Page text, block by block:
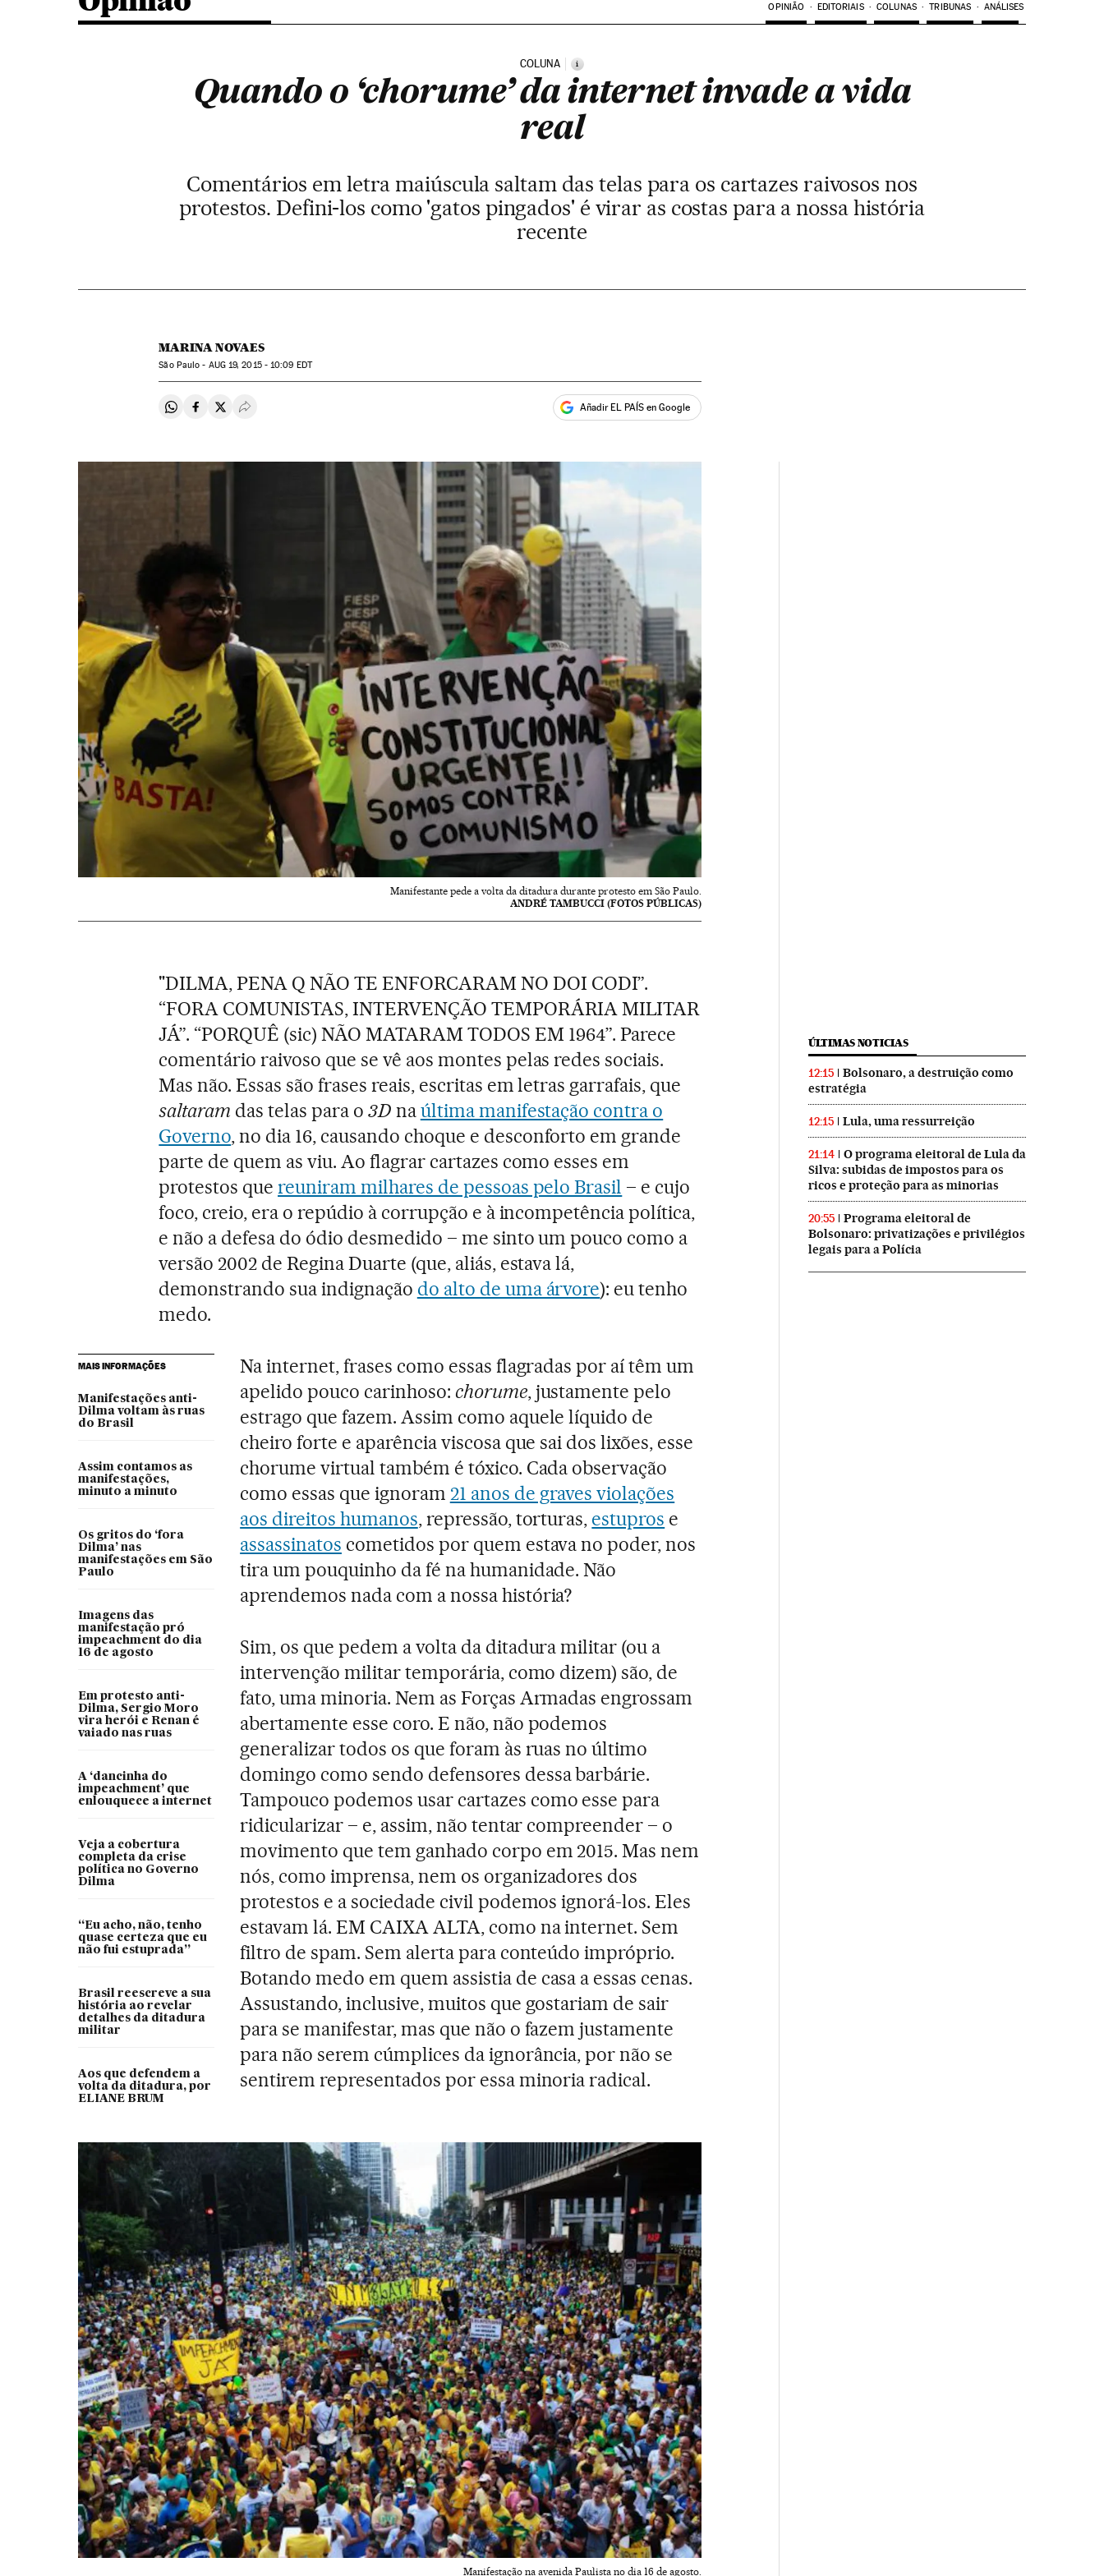
OPINIÃO EDITORIAIS COLUNAS TRIBUNAS ANÁLISES
COLUNA i
Quando o ‘chorume’ da internet invade a vida
real
Comentários em letra maiúscula saltam das telas para os cartazes raivosos nos
protestos. Defini-los como 'gatos pingados' é virar as costas para a nossa história
recente
MARINA NOVAES
São Paulo - AUG19, 2015 - 10:09 EDT
Compartir en Whatsapp
Compartir en Facebook
Compartir en Twitter
Desplegar Redes Sociales Añadir EL PAÍS en Google
Manifestante pede a volta da ditadura durante protesto em São Paulo.
ANDRÉ TAMBUCCI (FOTOS PÚBLICAS)
"DILMA, PENA Q NÃO TE ENFORCARAM NO DOI CODI”.
“FORA COMUNISTAS, INTERVENÇÃO TEMPORÁRIA MILITAR
JÁ”. “PORQUÊ (sic) NÃO MATARAM TODOS EM 1964”. Parece
comentário raivoso que se vê aos montes pelas redes sociais.
Mas não. Essas são frases reais, escritas em letras garrafais, que
saltaram das telas para o 3D naúltima manifestação contra o
Governo, no dia 16, causando choque e desconforto em grande
parte de quem as viu. Ao flagrar cartazes como esses em
protestos quereuniram milhares de pessoas pelo Brasil – e cujo
foco, creio, era o repúdio à corrupção e à incompetência política,
e não a defesa do ódio desmedido – me sinto um pouco como a
versão 2002 de Regina Duarte (que, aliás, estava lá,
demonstrando sua indignação do alto de uma árvore): eu tenho
medo.
MAIS INFORMAÇÕES
Manifestações anti-
Dilma voltam às ruas
do Brasil
Assim contamos as
manifestações,
minuto a minuto
Os gritos do ‘fora
Dilma’ nas
manifestações em São
Paulo
Imagens das
manifestação pró
impeachment do dia
16 de agosto
Em protesto anti-
Dilma, Sergio Moro
vira herói e Renan é
vaiado nas ruas
A ‘dancinha do
impeachment’ que
enlouquece a internet
Veja a cobertura
completa da crise
política no Governo
Dilma
“Eu acho, não, tenho
quase certeza que eu
não fui estuprada”
Brasil reescreve a sua
história ao revelar
detalhes da ditadura
militar
Aos que defendem a
volta da ditadura, por
ELIANE BRUM
Na internet, frases como essas flagradas por aí têm um
apelido pouco carinhoso: chorume, justamente pelo
estrago que fazem. Assim como aquele líquido de
cheiro forte e aparência viscosa que sai dos lixões, esse
chorume virtual também é tóxico. Cada observação
como essas que ignoram 21 anos de graves violações
aos direitos humanos, repressão, torturas, estupros e
assassinatos cometidos por quem estava no poder, nos
tira um pouquinho da fé na humanidade. Não
aprendemos nada com a nossa história?
Sim, os que pedem a volta da ditadura militar (ou a
intervenção militar temporária, como dizem) são, de
fato, uma minoria. Nem as Forças Armadas engrossam
abertamente esse coro. E não, não podemos
generalizar todos os que foram às ruas no último
domingo como sendo defensores dessa barbárie.
Tampouco podemos usar cartazes como esse para
ridicularizar – e, assim, não tentar compreender – o
movimento que tem ganhado corpo em 2015. Mas nem
nós, como imprensa, nem os organizadores dos
protestos e a sociedade civil podemos ignorá-los. Eles
estavam lá. EM CAIXA ALTA, como na internet. Sem
filtro de spam. Sem alerta para conteúdo impróprio.
Botando medo em quem assistia de casa a essas cenas.
Assustando, inclusive, muitos que gostariam de sair
para se manifestar, mas que não o fazem justamente
para não serem cúmplices da ignorância, por não se
sentirem representados por essa minoria radical.
Manifestação na avenida Paulista no dia 16 de agosto.
ÚLTIMAS NOTICIAS
12:15
Bolsonaro, a destruição como
estratégia
12:15 Lula, uma ressurreição
21:14
O programa eleitoral de Lula da
Silva: subidas de impostos para os
ricos e proteção para as minorias
20:55
Programa eleitoral de
Bolsonaro: privatizações e privilégios
legais para a Polícia